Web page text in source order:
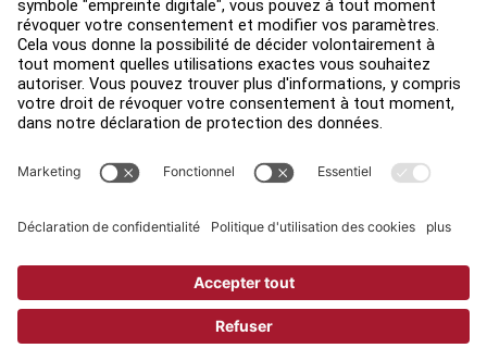
Légal
Accessibilité
Sign in to Facility Connect
Paramètres de confidentialité
Terms and Conditions